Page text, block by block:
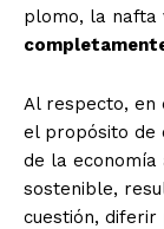
plomo, la nafta
Al respecto, en
el propósito de
de la economía
sostenible,
cuestión,